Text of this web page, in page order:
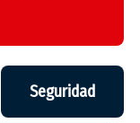
Seguridad